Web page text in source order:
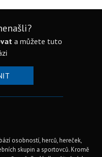
a můžete tuto
osobností, herců, hereček,
skupin a sportovců. Kromě